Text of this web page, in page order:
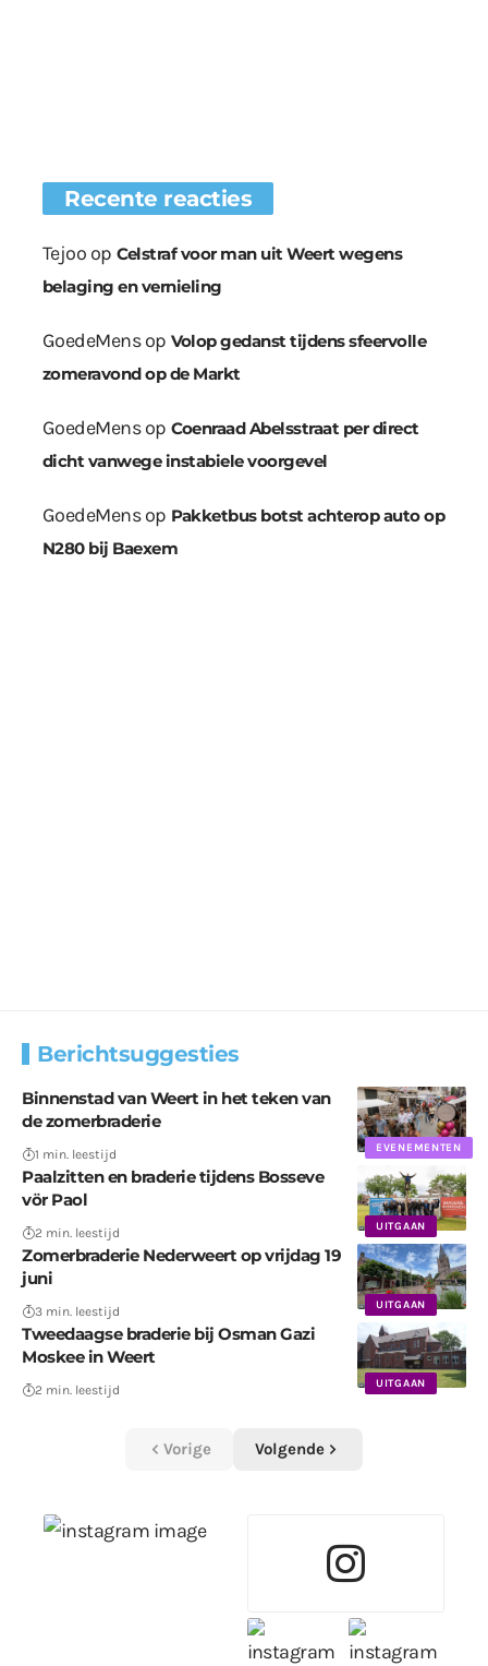
Recente reacties
Tejoo op Celstraf voor man uit Weert wegens
belaging en vernieling
GoedeMensop Volop gedanst tijdens sfeervolle
zomeravond op de Markt
GoedeMensop Coenraad Abelsstraat per direct
dicht vanwege instabiele voorgevel
GoedeMensop Pakketbus botst achterop auto op
N280 bij Baexem
Berichtsuggesties
EVENEMENTEN
Binnenstad van Weert in het teken van
de zomerbraderie
1 min. leestijd
UITGAAN
Paalzitten en braderie tijdens Bosseve
vör Paol
2 min. leestijd
UITGAAN
Zomerbraderie Nederweert op vrijdag 19
juni
3 min. leestijd
UITGAAN
Tweedaagse braderie bij Osman Gazi
Moskee in Weert
2 min. leestijd
Vorige Volgende